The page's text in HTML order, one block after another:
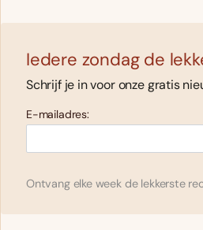
Iedere zondag de
Schrijf je in voor onze gratis
E-mailadres:
Ontvang elke week de lekkerste